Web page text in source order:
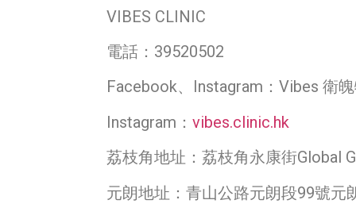
VIBES CLINIC
電話：39520502
Facebook、Instagram：Vibes 衛
Instagram： vibes.clinic.hk
荔枝角地址：荔枝角永康街Global
元朗地址：青山公路元朗段99號元